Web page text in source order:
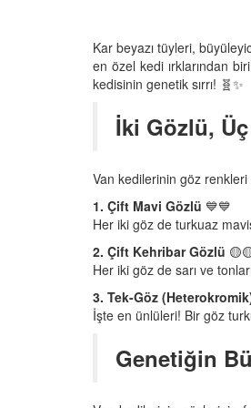
Kar beyazı tüyleri,
en özel kedi ırklarından
kedisinin genetik sırrı! 🧬✨
İki Gözlü,
Van kedilerinin göz renkleri
1. Çift Mavi Gözlü 💙💙
Her iki göz de turkuaz
2. Çift Kehribar Gözlü
Her iki göz de sarı ve
3. Tek-Göz
İşte en ünlüleri! Bir göz
Genetiğin
Sahiplerine Ölü
Gerçek Şok
Olunca Gerçekten
Evde Kediler İçin